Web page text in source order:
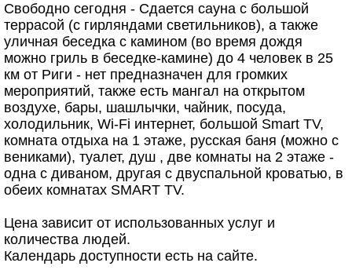
Свободно сегодня - Сдается сауна с большой
террасой (с гирляндами светильников), а также
уличная беседка с камином (во время дождя
можно гриль в беседке-камине) до 4 человек в 25
км от Риги - нет предназначен для громких
мероприятий, также есть мангал на открытом
воздухе, бары, шашлычки, чайник, посуда,
холодильник, Wi-Fi интернет, большой Smart TV,
комната отдыха на 1 этаже, русская баня (можно с
вениками), туалет, душ , две комнаты на 2 этаже -
одна с диваном, другая с двуспальной кроватью, в
обеих комнатах SMART TV.
Цена зависит от использованных услуг и
количества людей.
Календарь доступности есть на сайте.